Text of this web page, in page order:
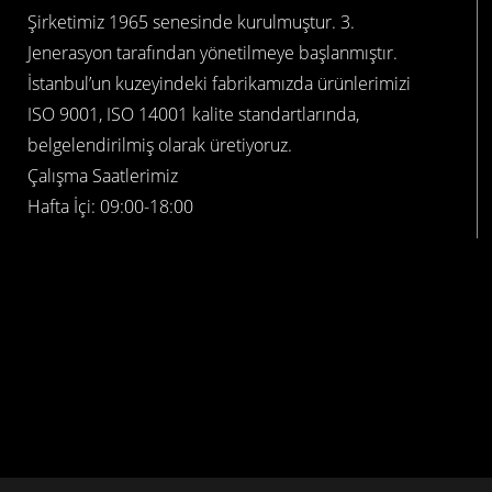
Şirketimiz 1965 senesinde kurulmuştur. 3.
Jenerasyon tarafından yönetilmeye başlanmıştır.
İstanbul’un kuzeyindeki fabrikamızda ürünlerimizi
ISO 9001, ISO 14001 kalite standartlarında,
belgelendirilmiş olarak üretiyoruz.
Çalışma Saatlerimiz
Hafta İçi: 09:00-18:00